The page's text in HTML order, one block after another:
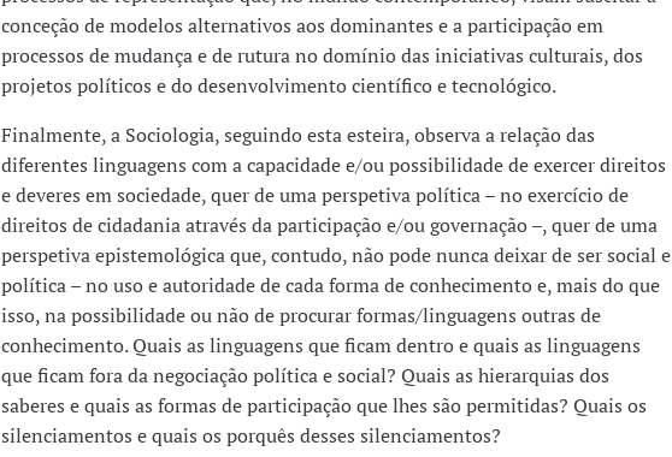
conceção de modelos alternativos aos dominantes e a participação em
processos de mudança e de rutura no domínio das iniciativas culturais, dos
projetos políticos e do desenvolvimento científico e tecnológico.
Finalmente, a Sociologia, seguindo esta esteira, observa a relação das
diferentes linguagens com a capacidade e/ou possibilidade de exercer direitos
e deveres em sociedade, quer de uma perspetiva política – no exercício de
direitos de cidadania através da participação e/ou governação –, quer de uma
perspetiva epistemológica que, contudo, não pode nunca deixar de ser social e
política – no uso e autoridade de cada forma de conhecimento e, mais do que
isso, na possibilidade ou não de procurar formas/linguagens outras de
conhecimento. Quais as linguagens que ficam dentro e quais as linguagens
que ficam fora da negociação política e social? Quais as hierarquias dos
saberes e quais as formas de participação que lhes são permitidas? Quais os
silenciamentos e quais os porquês desses silenciamentos?